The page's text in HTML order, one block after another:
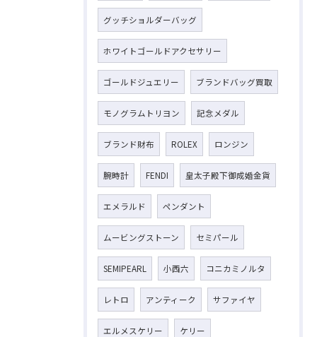
グッチショルダーバッグ
ホワイトゴールドアクセサリー
ゴールドジュエリー ブランドバッグ買取
モノグラムトリヨン 記念メダル
ブランド財布 ROLEX ロンジン
腕時計 FENDI 皇太子殿下御成婚金貨
エメラルド ペンダント
ムービングストーン セミパール
SEMIPEARL 小西六 コニカミノルタ
レトロ アンティーク サファイヤ
エルメスケリー ケリー